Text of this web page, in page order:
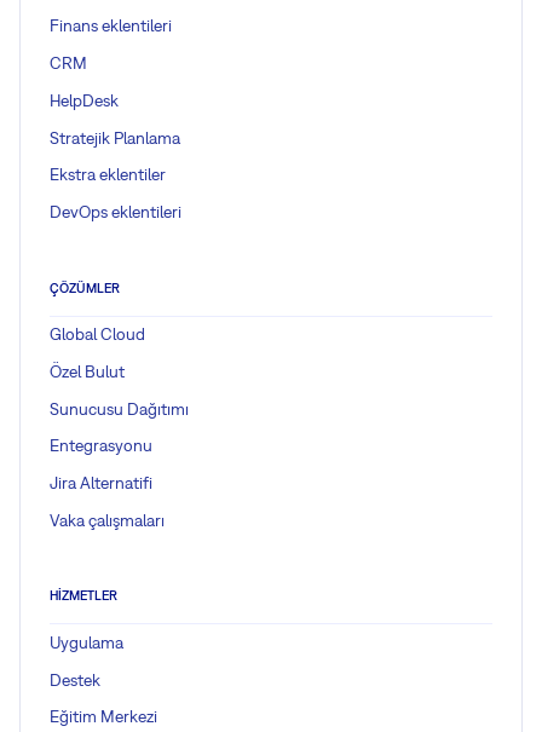
Finans eklentileri
CRM
HelpDesk
Stratejik Planlama
Ekstra eklentiler
DevOps eklentileri
ÇÖZÜMLER
Global Cloud
Özel Bulut
Sunucusu Dağıtımı
Entegrasyonu
Jira Alternatifi
Vaka çalışmaları
HIZMETLER
Uygulama
Destek
Eğitim Merkezi